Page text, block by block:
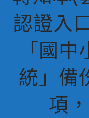
認證入
「國
統」備
項